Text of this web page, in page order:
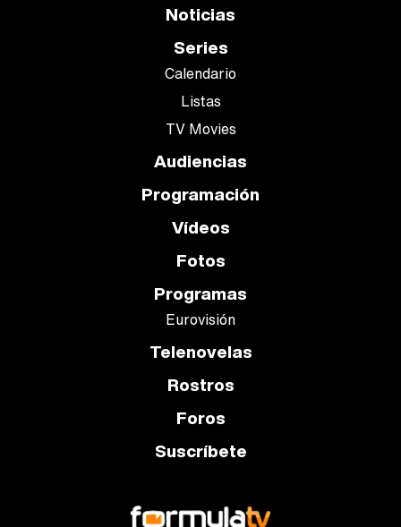
Noticias
Series
Calendario
Listas
TV Movies
Audiencias
Programación
Vídeos
Fotos
Programas
Eurovisión
Telenovelas
Rostros
Foros
Suscríbete